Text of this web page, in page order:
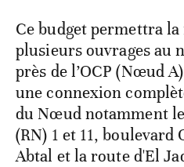
Ce budget permettra
plusieurs ouvrages au
près de l’OCP (Nœud
une connexion
du Nœud notamment
(RN) 1 et 11, boulevard
Abtal et la route d'El